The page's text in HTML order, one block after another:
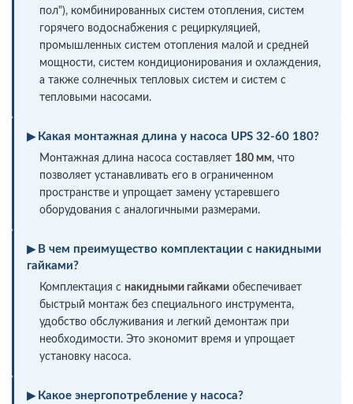
пол"), комбинированных систем отопления, систем
горячего водоснабжения с рециркуляцией,
промышленных систем отопления малой и средней
мощности, систем кондиционирования и охлаждения,
а также солнечных тепловых систем и систем с
тепловыми насосами.
Какая монтажная длина у насоса UPS 32-60 180?
Монтажная длина насоса составляет 180 мм, что
позволяет устанавливать его в ограниченном
пространстве и упрощает замену устаревшего
оборудования с аналогичными размерами.
В чем преимущество комплектации с накидными
гайками?
Комплектация с накидными гайками обеспечивает
быстрый монтаж без специального инструмента,
удобство обслуживания и легкий демонтаж при
необходимости. Это экономит время и упрощает
установку насоса.
Какое энергопотребление у насоса?